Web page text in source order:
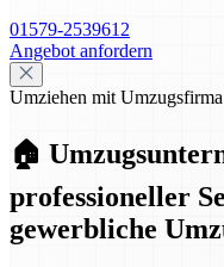
01579-2539612
Angebot anfordern
Umziehen mit
🏠
professioneller
gewerbliche